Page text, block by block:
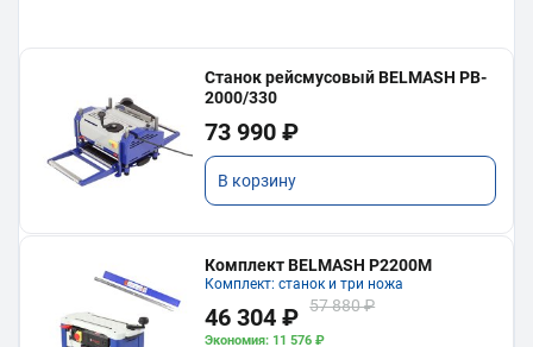
Станок рейсмусовый BELMASH PB-
2000/330
73 990 ₽
В корзину
Комплект BELMASH P2200M
Комплект: станок и три ножа
46 304 ₽ 57 880 ₽
Экономия: 11 576 ₽